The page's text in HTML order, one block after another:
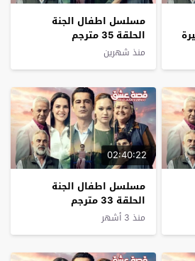
مسلسل اطفال الجنة
الحلقة 35 مترجم
منذ شهرين
02:40:22
مسلسل اطفال الجنة
الحلقة 33 مترجم
منذ 3 أشهر